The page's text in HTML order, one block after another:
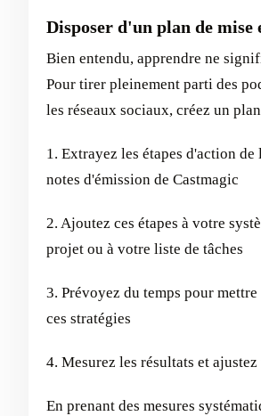
Disposer d'un plan de mise
Bien entendu, apprendre ne
Pour tirer pleinement parti des
les réseaux sociaux, créez un
1. Extrayez les étapes d'action de
notes d'émission de Castmagic
2. Ajoutez ces étapes à votre
projet ou à votre liste de tâches
3. Prévoyez du temps pour
ces stratégies
4. Mesurez les résultats et
En prenant des mesures